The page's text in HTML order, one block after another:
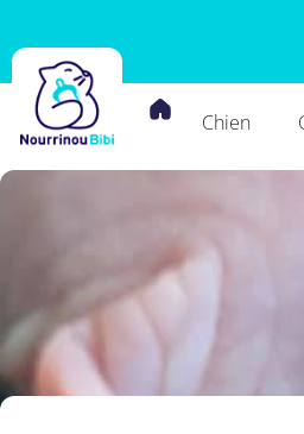
Chien